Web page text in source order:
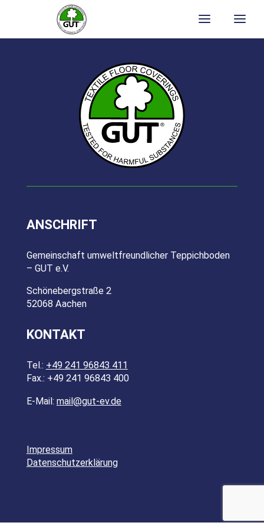
ANSCHRIFT
Gemeinschaft umweltfreundlicher Teppichboden
– GUT e.V.
Schönebergstraße 2
52068 Aachen
KONTAKT
Tel.: +49 241 96843 411
Fax.: +49 241 96843 400
E-Mail: mail@gut-ev.de
Impressum
Datenschutzerklärung